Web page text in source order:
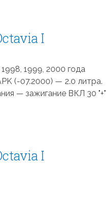
I
1999, 2000 года
(-07.2000) — 2.0 литра.
— зажигание ВКЛ 30 "+"
I